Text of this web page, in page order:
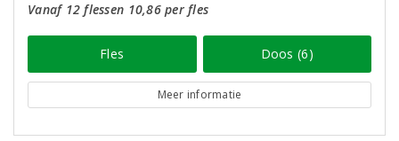
Vanaf 12 flessen 10,86 per fles
Fles Doos (6)
Meer informatie